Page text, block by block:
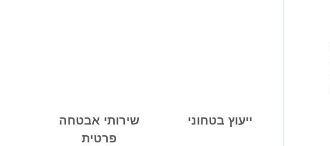
ייעוץ בטחוני
שירותי אבטחה
פרטית